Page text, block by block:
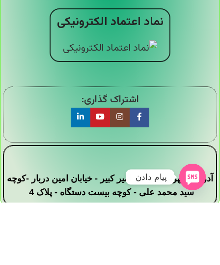
نماد اعتماد الکترونیکی
اشتراک گذاری:
آدرس : تهران - خیابان امیر کبیر - خیابان امین دربار -کوچه
سید محمد علی - کوچه بیست دستگاه - پلاک 4
پیام دادن